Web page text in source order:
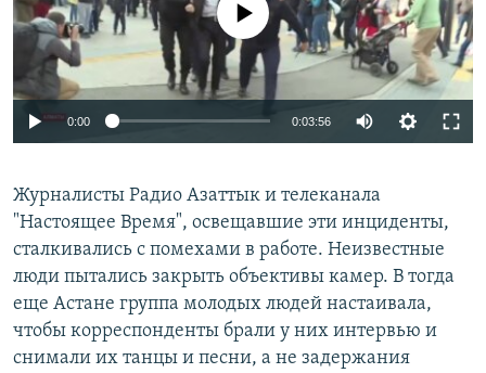
0:00 0:03:56
Журналисты Радио Азаттык и телеканала
"Настоящее Время", освещавшие эти инциденты,
сталкивались с помехами в работе. Неизвестные
люди пытались закрыть объективы камер. В тогда
еще Астане группа молодых людей настаивала,
чтобы корреспонденты брали у них интервью и
снимали их танцы и песни, а не задержания